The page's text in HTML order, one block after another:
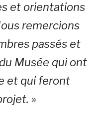
et orientations
remercions
passés et
Musée qui ont
et qui feront
»